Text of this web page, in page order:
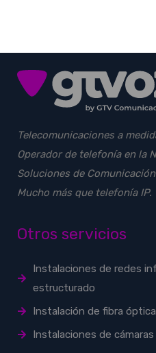
Telecomunicaciones a
Operador de telefonía en la
Soluciones de
Mucho más que telefonía IP.
Otros servicios
Instalaciones de redes
estructurado
Instalación de fibra
Instalaciones de